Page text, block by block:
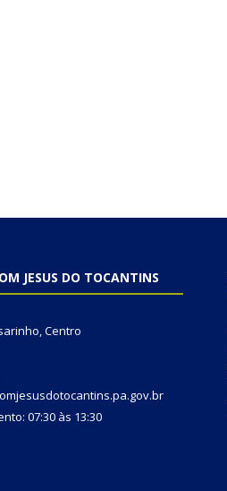
JESUS DO TOCANTINS
Centro
07:30 às 13:30